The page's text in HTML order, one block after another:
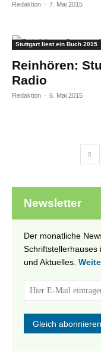
Redaktion - 7. Mai 2015
Stuttgart liest ein Buch 2015
Reinhören:
Radio
Redaktion - 6. Mai 2015
Newsletter
Der monatliche
Schriftstellerhauses
und Aktuelles.